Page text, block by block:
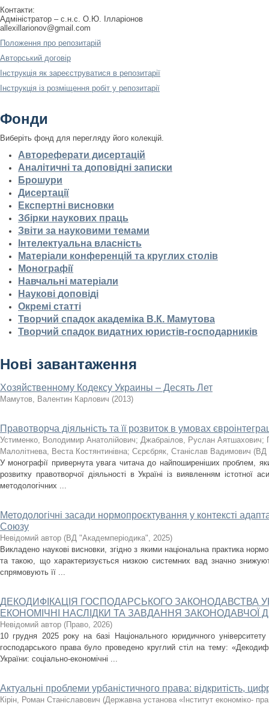
Контакти:
Адміністратор – с.н.с. О.Ю. Ілларіонов
allexillarionov@gmail.com
Положення про репозитарій
Авторський договір
Інструкція як зареєструватися в репозитарії
Інструкція із розміщення робіт у репозитарії
Фонди
Виберіть фонд для перегляду його колекцій.
Автореферати дисертацій
Аналітичні та доповідні записки
Брошури
Дисертації
Експертні висновки
Збірки наукових праць
Звіти за науковими темами
Інтелектуальна власність
Матеріали конференцій та круглих столів
Монографії
Навчальні матеріали
Наукові доповіді
Окремі статті
Творчий спадок академіка В.К. Мамутова
Творчий спадок видатних юристів-господарників
Нові завантаження
Хозяйственному Кодексу Украины – Десять Лет
Мамутов, Валентин Карлович (2013)
Правотворча діяльність та її розвиток в умовах
Устименко, Володимир Анатолійович; Джабраілов, Руслан Аятшахович;
Малолітнева, Веста Костянтинівна; Сєрєбряк, Станіслав Вадимович (ВД
У монографії привернута увага читача до найпоширеніших проблем,
розвитку правотворчої діяльності в Україні із виявленням істотної
методологічних ...
Методологічні засади нормопроєктування у контексті
Союзу
Невідомий автор (ВД "Академперіодика", 2025)
Викладено наукові висновки, згідно з якими національна практика
та такою, що характеризується низкою системних вад значно
спрямовують її ...
ДЕКОДИФІКАЦІЯ ГОСПОДАРСЬКОГО ЗАКОНОДАВСТВА
ЕКОНОМІЧНІ НАСЛІДКИ ТА ЗАВДАННЯ ЗАКОНОДАВЧОЇ
Невідомий автор (Право, 2026)
10 грудня 2025 року на базі Національного юридичного
господарського права було проведено круглий стіл на тему:
України: соціально-економічні ...
Актуальні проблеми урбаністичного права: відкритість,
Кірін, Роман Станіславович (Державна установа «Інститут економіко-